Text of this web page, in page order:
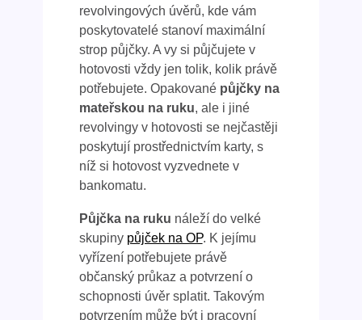
revolvingových úvěrů, kde vám
poskytovatelé stanoví maximální
strop půjčky. A vy si půjčujete v
hotovosti vždy jen tolik, kolik právě
potřebujete. Opakované půjčky na
mateřskou na ruku, ale i jiné
revolvingy v hotovosti se nejčastěji
poskytují prostřednictvím karty, s
níž si hotovost vyzvednete v
bankomatu.
Půjčka na ruku náleží do velké
skupiny půjček na OP. K jejímu
vyřízení potřebujete právě
občanský průkaz a potvrzení o
schopnosti úvěr splatit. Takovým
potvrzením může být i pracovní